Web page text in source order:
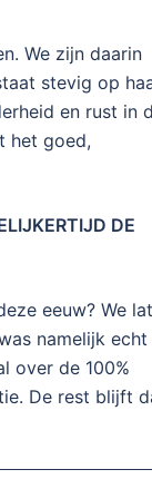
We zijn daarin
stevig op
en rust in
het goed,
DE
eeuw? We
namelijk echt
over de 100%
De rest blijft